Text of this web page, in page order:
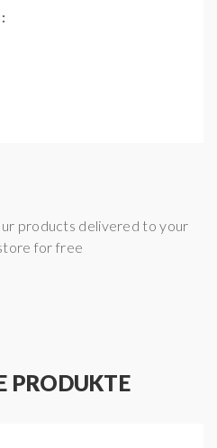
products delivered to your
for free
PRODUKTE